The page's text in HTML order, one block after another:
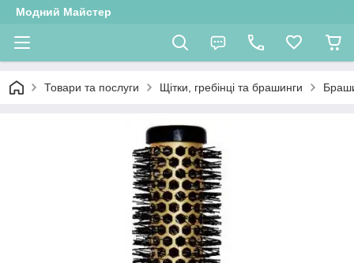
Модний Майстер
Товари та послуги Щітки, гребінці та брашинги